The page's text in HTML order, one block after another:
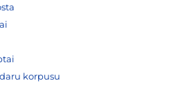
korpusu